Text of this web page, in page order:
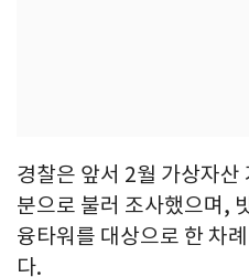
경찰은 앞서 2월 가상자산
분으로 불러 조사했으며,
융타워를 대상으로 한 차
다.